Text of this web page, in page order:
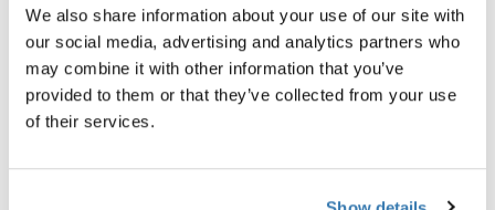
We also share information about your use of our site with
our social media, advertising and analytics partners who
may combine it with other information that you’ve
provided to them or that they’ve collected from your use
of their services.
Toggle overview
Descrizione del prodotto
Toggle features
Tutte le caratteristiche
Toggle techspec
Specifiche tecniche